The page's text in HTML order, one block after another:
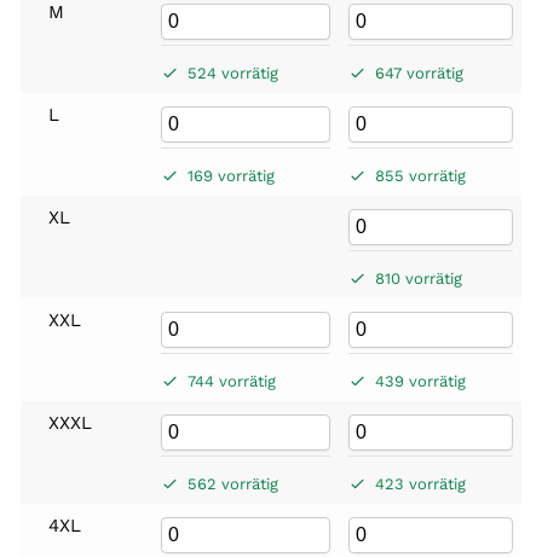
M
524 vorrätig 647 vorrätig
L
169 vorrätig 855 vorrätig
XL
810 vorrätig
XXL
744 vorrätig 439 vorrätig
XXXL
562 vorrätig 423 vorrätig
4XL